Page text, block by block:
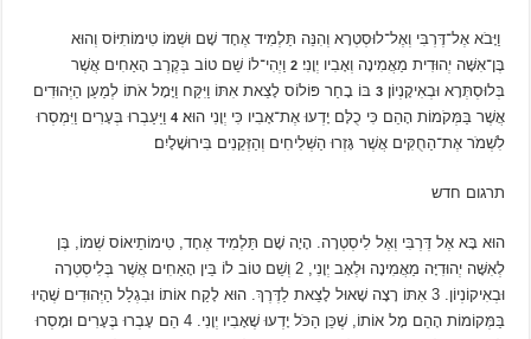
וַיָּבֹא אֶל־דֶּרְבִּי וְאֶל־לוּסְטְרָא וְהִנֵּה תַּלְמִיד אֶחָד שָׁם וּשְׁמוֹ טִימוֹתִיּוֹס וְהוּא
בֶּן־אִשָּׁה יְהוּדִית מַאֲמִינָה וְאָבִיו יְוָנִי׃2 וַיְהִי־לוֹ שֵׁם טוֹב בְּקֶרֶב הָאַחִים אֲשֶׁר
בְּלוּסְתְּרָא וּבְאִיקָנְיוֹן׃3 בּוֹ בָחַר פּוֹלוֹס לָצֵאת אִתּוֹ וַיִּקַּח וַיָּמָל אֹתוֹ לְמַעַן הַיְּהוּדִים
אֲשֶׁר בַּמְּקֹמוֹת הָהֵם כִּי כֻלָּם יָדְעוּ אֶת־אָבִיו כִּי יְוָנִי הוּא׃4 וַיַּעַבְרוּ בְּעָרִים וַיִּמְסְרוּ
לִשְׁמֹר אֶת־הַחֻקִּים אֲשֶׁר גָּזְרוּ הַשְּׁלִיחִים וְהַזְּקֵנִים בִּירוּשָׁלָיִם׃
תרגום חדש
הוּא בָּא אֶל דֶּרְבִּי וְאֶל לִיסְטְרָה. הָיָה שָׁם תַּלְמִיד אֶחָד, טִימוֹתֵיאוֹס שְׁמוֹ, בֶּן
לְאִשָּׁה יְהוּדִיָּה מַאֲמִינָה וּלְאָב יְוָנִי, 2 וְשֵׁם טוֹב לוֹ בֵּין הָאַחִים אֲשֶׁר בְּלִיסְטְרָה
וּבְאִיקוֹנְיוֹן. 3 אִתּוֹ רָצָה שָׁאוּל לָצֵאת לַדֶּרֶךְ. הוּא לָקַח אוֹתוֹ וּבִגְלַל הַיְּהוּדִים שֶׁהָיוּ
בַּמְּקוֹמוֹת הָהֵם מָל אוֹתוֹ, שֶׁכֵּן הַכֹּל יָדְעוּ שֶׁאָבִיו יְוָנִי. 4 הֵם עָבְרוּ בֶּעָרִים וּמָסְרוּ